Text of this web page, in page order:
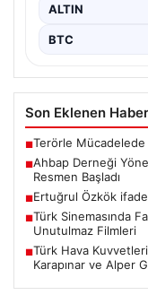
ALTIN
BTC
Son Eklenen
■Terörle Mücadelede
■Ahbap Derneği
Resmen Başladı
■Ertuğrul Özkök ifade
■Türk Sinemasında
Unutulmaz Filmleri
■Türk Hava
Karapınar ve Alper